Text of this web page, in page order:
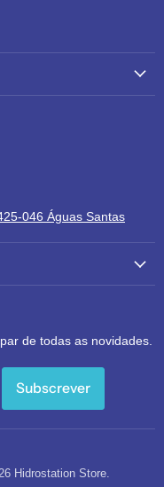
046 Águas Santas
de todas as novidades.
Subscrever
Hidrostation Store.